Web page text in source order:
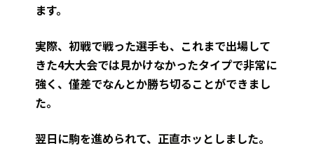
ます。
実際、初戦で戦った選手も、これまで出場して
きた4大大会では見かけなかったタイプで非常に
強く、僅差でなんとか勝ち切ることができまし
た。
翌日に駒を進められて、正直ホッとしました。